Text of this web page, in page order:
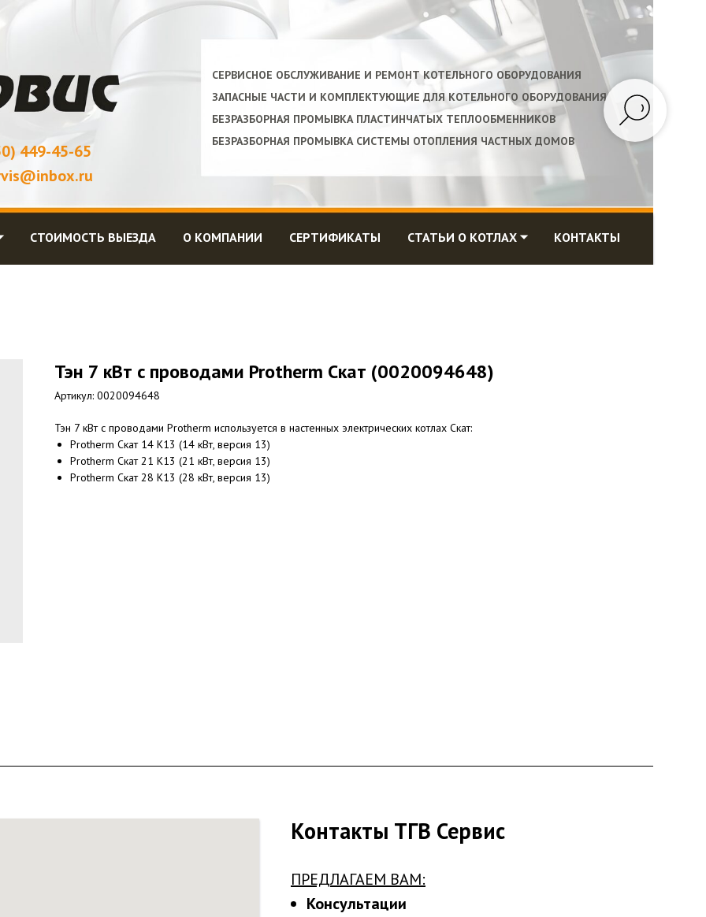
449-45-65
СЕРВИСНОЕ ОБСЛУЖИВАНИЕ И РЕМОНТ КОТЕЛЬНОГО ОБОРУДОВАНИЯ
ЗАПАСНЫЕ ЧАСТИ И КОМПЛЕКТУЮЩИЕ ДЛЯ КОТЕЛЬНОГО ОБОРУДОВАНИЯ
БЕЗРАЗБОРНАЯ ПРОМЫВКА ПЛАСТИНЧАТЫХ ТЕПЛООБМЕННИКОВ
БЕЗРАЗБОРНАЯ ПРОМЫВКА СИСТЕМЫ ОТОПЛЕНИЯ ЧАСТНЫХ ДОМОВ
СТОИМОСТЬ ВЫЕЗДА О КОМПАНИИ СЕРТИФИКАТЫ СТАТЬИ О КОТЛАХ ⏷ КОНТАКТЫ
Тэн 7 кВт c проводами Protherm Скат (0020094648)
Артикул: 0020094648
Тэн 7 кВт c проводами Protherm используется в настенных электрических котлах Скат:
Protherm Скат 14 К13 (14 кВт, версия 13)
Protherm Скат 21 К13 (21 кВт, версия 13)
Protherm Скат 28 К13 (28 кВт, версия 13)
Контакты ТГВ Сервис
ПРЕДЛАГАЕМ ВАМ:
Консультации